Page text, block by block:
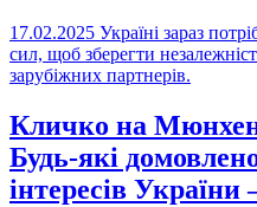
17.02.2025 Україні зараз
сил, щоб зберегти
зарубіжних партнерів.
Кличко на
Будь-які
інтересів України